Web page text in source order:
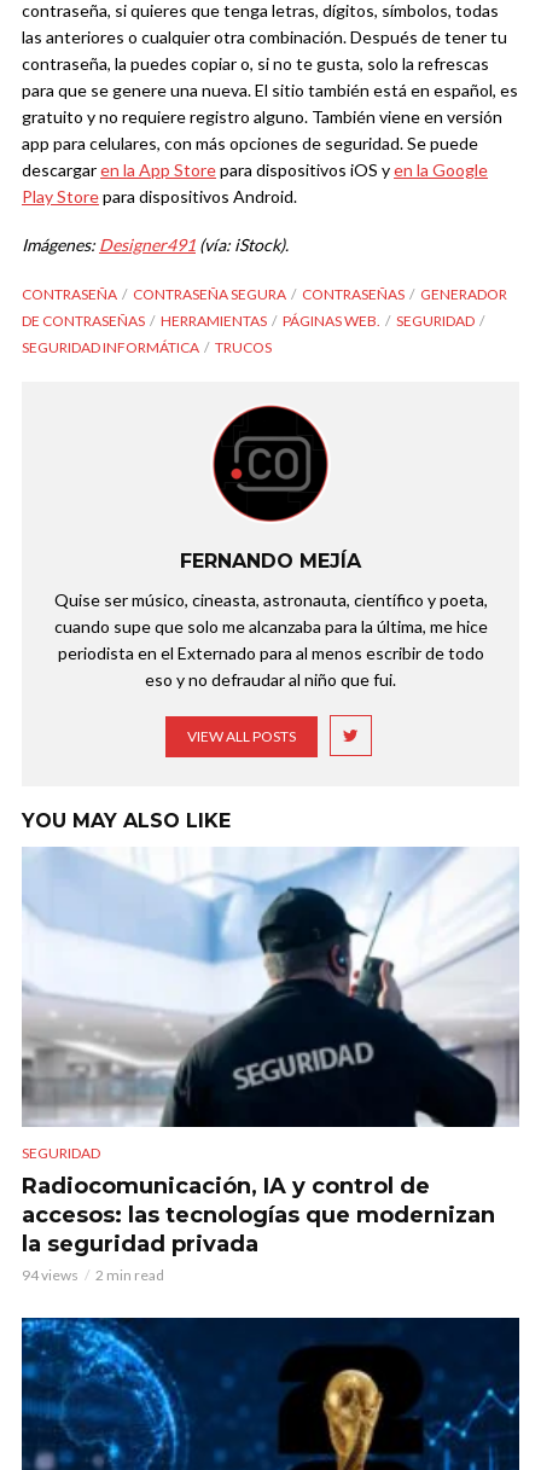
contraseña, si quieres que tenga letras, dígitos, símbolos, todas
las anteriores o cualquier otra combinación. Después de tener tu
contraseña, la puedes copiar o, si no te gusta, solo la refrescas
para que se genere una nueva. El sitio también está en español, es
gratuito y no requiere registro alguno. También viene en versión
app para celulares, con más opciones de seguridad. Se puede
descargaren la App Storepara dispositivos iOS yen la Google
Play Storepara dispositivos Android.
Imágenes: Designer491 (vía: iStock).
CONTRASEÑA CONTRASEÑA SEGURA CONTRASEÑAS
GENERADOR
DE CONTRASEÑAS
HERRAMIENTAS PÁGINAS WEB.
SEGURIDAD
SEGURIDAD INFORMÁTICA
TRUCOS
FERNANDO MEJÍA
Quise ser músico, cineasta, astronauta, científico y poeta,
cuando supe que solo me alcanzaba para la última, me hice
periodista en el Externado para al menos escribir de todo
eso y no defraudar al niño que fui.
VIEW ALL POSTS
YOU MAY ALSO LIKE
SEGURIDAD
Radiocomunicación, IA y control de
accesos: las tecnologías que modernizan
la seguridad privada
94 views 2 min read